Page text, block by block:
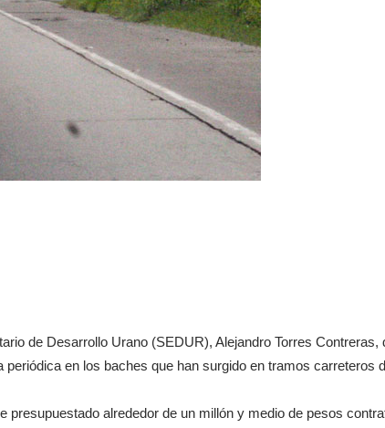
de Desarrollo Urano (SEDUR), Alejandro Torres Contreras,
periódica en los baches que han surgido en tramos carreteros
presupuestado alrededor de un millón y medio de pesos